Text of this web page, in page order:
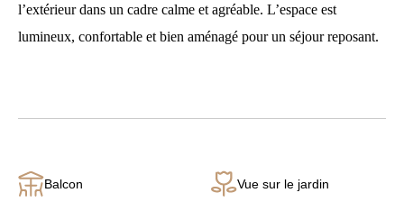
l’extérieur dans un cadre calme et agréable. L’espace est
lumineux, confortable et bien aménagé pour un séjour reposant.
Balcon Vue sur le jardin